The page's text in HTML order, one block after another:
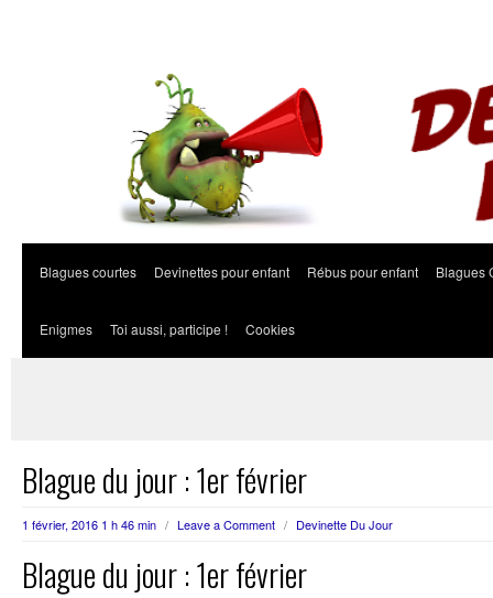
Blagues courtes Devinettes pour enfant Rébus pour enfant Blagues
Enigmes Toi aussi, participe ! Cookies
Blague du jour : 1er février
1 février, 2016 1 h 46 min / Leave a Comment / Devinette Du Jour
Blague du jour : 1er février